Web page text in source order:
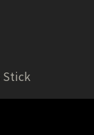
Stick